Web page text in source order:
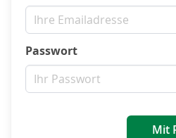
Passwort
Mit